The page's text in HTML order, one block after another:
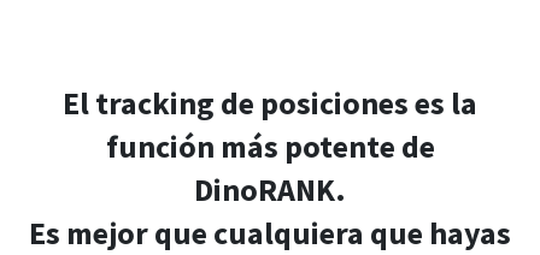
El tracking de posiciones es la
función más potente de
DinoRANK.
Es mejor que cualquiera que hayas